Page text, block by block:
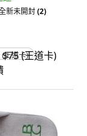
新未開封(2)
王道卡)